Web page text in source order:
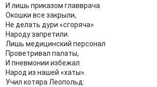
И лишь приказом главврача
Окошки все закрыли,
Не делать дури «сгоряча»
Народу запретили.
Лишь медицинский персонал
Проветривал палаты,
И пневмонии избежал
Народ из нашей «хаты».
Учил котяра Леопольд: